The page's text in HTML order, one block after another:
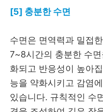
[5] 충분한 수면
수면은 면역력과 밀접
7~8시간의 충분한 수
화되고 반응성이 높아
능을 약화시키고 감염
있습니다. 규칙적인 수